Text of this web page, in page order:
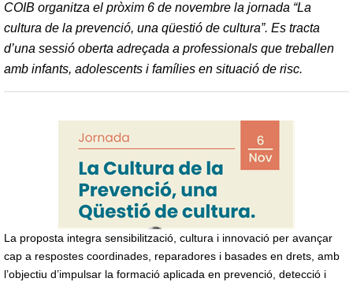
COIB organitza el pròxim 6 de novembre la jornada “La
cultura de la prevenció, una qüestió de cultura”. Es tracta
d’una sessió oberta adreçada a professionals que treballen
amb infants, adolescents i famílies en situació de risc.
La proposta integra sensibilització, cultura i innovació per avançar
cap a respostes coordinades, reparadores i basades en drets, amb
l’objectiu d’impulsar la formació aplicada en prevenció, detecció i